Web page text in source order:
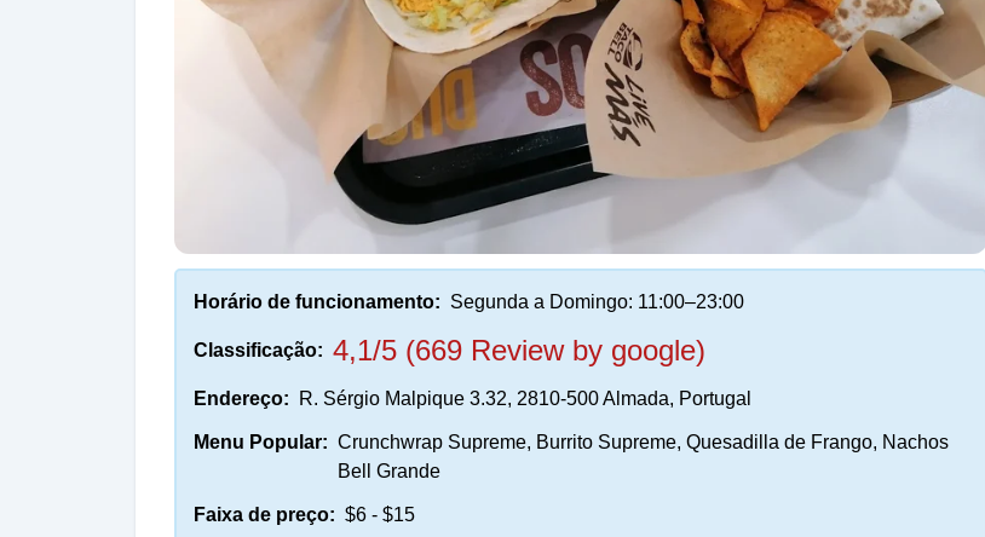
Horário de funcionamento: Segunda a Domingo: 11:00–23:00
Classificação: 4,1/5 (669 Review by google)
Endereço: R. Sérgio Malpique 3.32, 2810-500 Almada, Portugal
Menu Popular: Crunchwrap Supreme, Burrito Supreme, Quesadilla de Frango, Nachos
Bell Grande
Faixa de preço: $6 - $15